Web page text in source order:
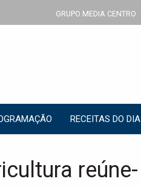
GRUPO MEDIA CENTRO
RECEITAS DO DIA
reúne-